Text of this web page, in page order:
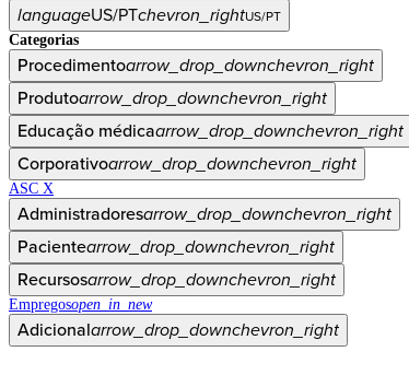
languageUS/PTchevron_rightUS/PT
Categorias
Procedimentoarrow_drop_downchevron_right
Produtoarrow_drop_downchevron_right
Educação médicaarrow_drop_downchevron_right
Corporativoarrow_drop_downchevron_right
ASC X
Administradoresarrow_drop_downchevron_right
Pacientearrow_drop_downchevron_right
Recursosarrow_drop_downchevron_right
Empregosopen_in_new
Adicionalarrow_drop_downchevron_right